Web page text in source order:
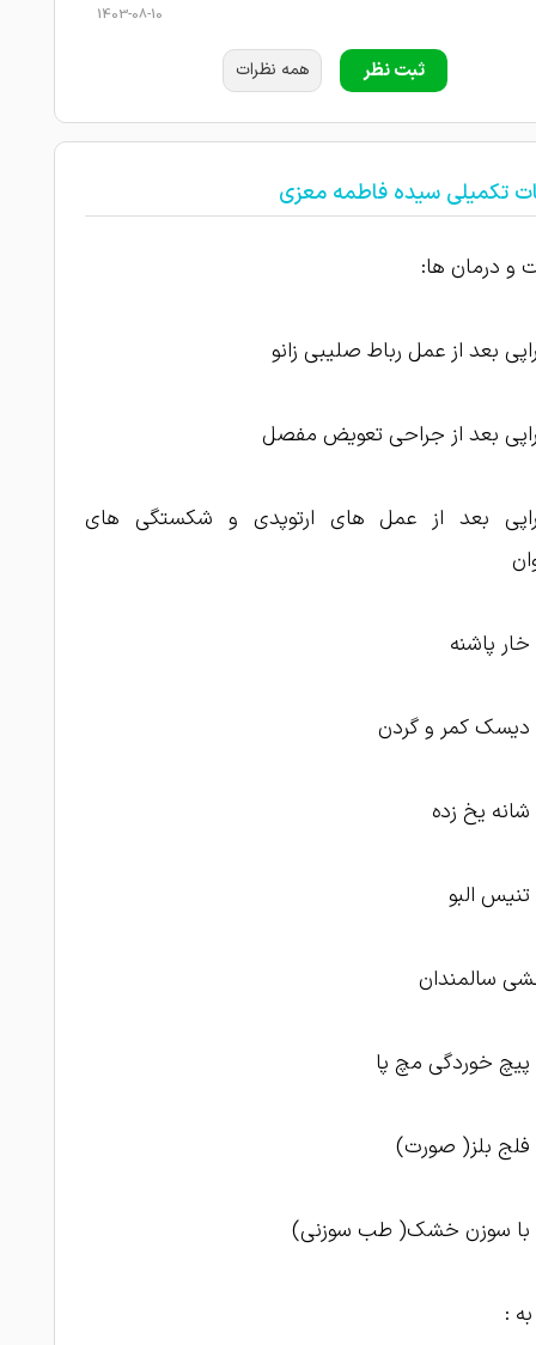
1403-08-10
امتیاز درج شده است
امتیاز درج شده است
شد و خیلی باسواد و تخصص بالایی هستند و
ثبت نظر همه نظرات
تکمیلی سیده فاطمه معزی
و درمان ها:
بعد از عمل رباط صلیبی زانو
بعد از جراحی تعویض مفصل
بعد از عمل های ارتوپدی و شکستگی های
پاشنه
دیسک کمر و گردن
یخ زده
البو
سالمندان
پیچ خوردگی مچ پا
فلج بلز( صورت)
با سوزن خشک( طب سوزنی)
: